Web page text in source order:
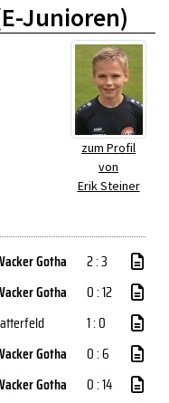
Junioren)
zum Profil
von
Erik Steiner
Gotha
2 : 3
Gotha
0 : 12
1 : 0
Gotha
0 : 6
Gotha
0 : 14